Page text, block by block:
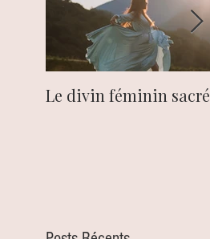
Le divin féminin sacré